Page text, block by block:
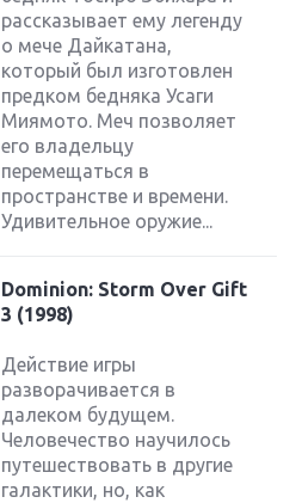
рассказывает ему легенду
о мече Дайкатана,
который был изготовлен
предком бедняка Усаги
Миямото. Меч позволяет
его владельцу
перемещаться в
пространстве и времени.
Удивительное оружие...
Dominion: Storm Over Gift
3 (1998)
Действие игры
разворачивается в
далеком будущем.
Человечество научилось
путешествовать в другие
галактики, но, как